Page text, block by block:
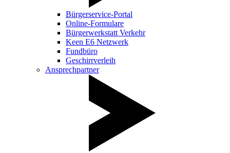
Bürgerservice-Portal
Online-Formulare
Bürgerwerkstatt Verkehr
Keen E6 Netzwerk
Fundbüro
Geschirrverleih
Ansprechpartner